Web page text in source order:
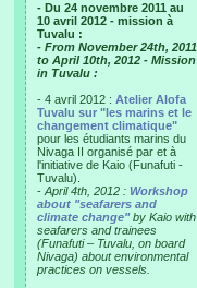
- Du 24 novembre 2011 au
10 avril 2012 - mission à
Tuvalu :
- From November 24th, 2011
to April 10th, 2012 - Mission
in Tuvalu :
- 4 avril 2012 : Atelier Alofa
Tuvalu sur "les marins et le
changement climatique"
pour les étudiants marins du
Nivaga II organisé par et à
l'initiative de Kaio (Funafuti -
Tuvalu).
- April 4th, 2012 : Workshop
about "seafarers and
climate change"by Kaio with
seafarers and trainees
(Funafuti – Tuvalu, on board
Nivaga) about environmental
practices on vessels.